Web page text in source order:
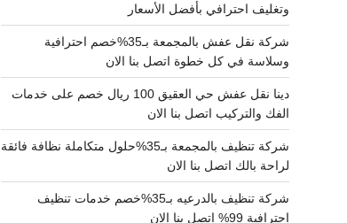
وتغليف احترافي بأفضل الأسعار
شركة نقل عفش بالمجمعة بـ35%خصم احترافية
وسلاسة في كل خطوة اتصل بنا الان
دينا نقل عفش حي العقيق 100 ريال خصم على خدمات
الفك والتركيب اتصل بنا الان
شركة تنظيف بالمجمعة بـ35%حلول متكاملة نظافة فائقة
لراحة بالك اتصل بنا الان
شركة تنظيف بالدرعيه بـ35%خصم خدمات تنظيف
احترافية 99% اتصل بنا الان